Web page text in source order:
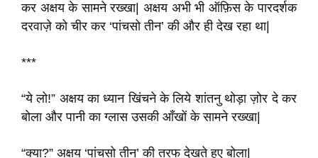
कर अक्षय के सामने रख्खा| अक्षय अभी भी ऑफ़िस के पारदर्शक
दरवाज़े को चीर कर ‘पांचसो तीन’ की और ही देख रहा था|
***
“ये लो!” अक्षय का ध्यान खिंचने के लिये शांतनु थोड़ा ज़ोर दे कर
बोला और पानी का ग्लास उसकी आँखों के सामने रख्खा|
“क्या?” अक्षय ‘पांचसो तीन’ की तरफ देखते हुए बोला|